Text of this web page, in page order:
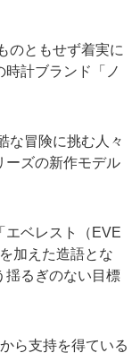
のともせず着実に
計ブランド「ノ
な冒険に挑む人々
ーズの新作モデル
エベレスト（EVE
加えた造語とな
揺るぎのない目標
ら支持を得ている